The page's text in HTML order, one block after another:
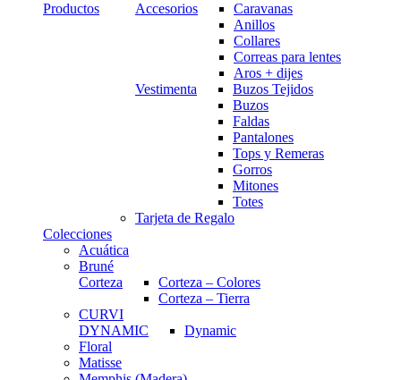
Productos
Accesorios
Caravanas
Anillos
Collares
Correas para lentes
Aros + dijes
Vestimenta
Buzos Tejidos
Buzos
Faldas
Pantalones
Tops y Remeras
Gorros
Mitones
Totes
Tarjeta de Regalo
Colecciones
Acuática
Bruné
Corteza
Corteza – Colores
Corteza – Tierra
CURVI
DYNAMIC
Dynamic
Floral
Matisse